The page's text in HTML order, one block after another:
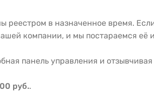
реестром в назначенное время.
компании, и мы постараемся её
панель управления и
руб..